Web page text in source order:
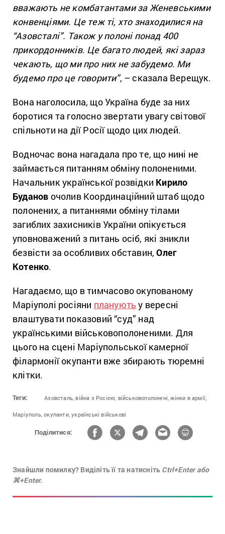
вважають не комбатантами за Женевськими
конвенціями. Це теж ті, хто знаходилися на
“Азовсталі”. Також у полоні понад 400
прикордонників. Це багато людей, які зараз
чекають, що ми про них не забудемо. Ми
будемо про це говорити”, – сказала Верещук.
Вона наголосила, що Україна буде за них
боротися та голосно звертати увагу світової
спільноти на дії Росії щодо цих людей.
Водночас вона нагадала про те, що нині не
займається питанням обміну полоненими.
Начальник української розвідки Кирило
Буданов очолив Координаційний штаб щодо
полонених, а питаннями обміну тілами
загиблих захисників України опікується
уповноважений з питань осіб, які зникли
безвісти за особливих обставин,Олег
Котенко.
Нагадаємо, що в тимчасово окупованому
Маріуполі росіяни планують у вересні
влаштувати показовий “суд” над
українськими військовополоненими. Для
цього на сцені Маріупольської камерної
філармонії окупанти вже збирають тюремні
клітки.
Теги: Азовсталь, війна з Росією, військовополонені, жінки в армії,
Маріуполь, окупанти, українські військові
Поділитися:
Знайшли помилку? Виділіть її та натисніть Ctrl+Enter або
⌘+Enter.